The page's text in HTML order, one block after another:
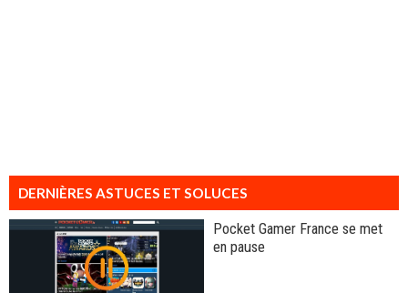
DERNIÈRES ASTUCES ET SOLUCES
Pocket Gamer France se met
en pause